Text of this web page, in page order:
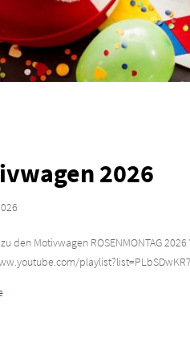
2026
den Motivwagen ROSENMONTAG